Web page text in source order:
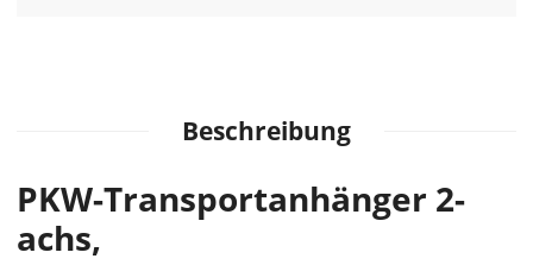
Beschreibung
PKW-Transportanhänger 2-
achs,